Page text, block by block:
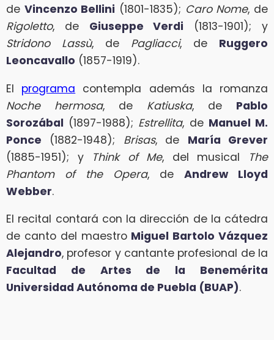
de Vincenzo Bellini (1801-1835); Caro Nome, de
Rigoletto, de Giuseppe Verdi (1813-1901); y
Stridono Lassù, de Pagliacci, de Ruggero
Leoncavallo (1857-1919).
El programa contempla además la romanza
Noche hermosa, de Katiuska, de Pablo
Sorozábal (1897-1988); Estrellita, de Manuel M.
Ponce (1882-1948); Brisas, de María Grever
(1885-1951); y
Think of Me, del musical
The
Phantom of the Opera, de Andrew Lloyd
Webber.
El recital contará con la dirección de la cátedra
de canto del maestro Miguel Bartolo Vázquez
Alejandro, profesor y cantante profesional de la
Facultad de Artes de la Benemérita
Universidad Autónoma de Puebla (BUAP).